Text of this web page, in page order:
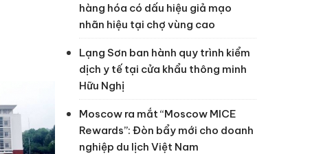
hàng hóa có dấu hiệu giả mạo
nhãn hiệu tại chợ vùng cao
Lạng Sơn ban hành quy trình kiểm
dịch y tế tại cửa khẩu thông minh
Hữu Nghị
Moscow ra mắt “Moscow MICE
Rewards”: Đòn bẩy mới cho doanh
nghiệp du lịch Việt Nam